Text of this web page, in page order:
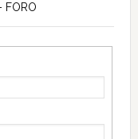
FORO